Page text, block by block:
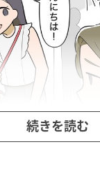
続きを読む